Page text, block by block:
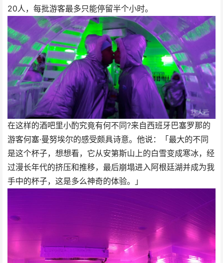
20人，每批游客最多只能停留半个小时。
在这样的酒吧里小酌究竟有何不同?来自西班牙巴塞罗那的
游客何塞·曼努埃尔的感受颇具诗意。他说：「最大的不同
是这个杯子，想想看，它从安第斯山上的白雪变成寒冰，经
过漫长年代的挤压和推移，最后崩塌进入阿根廷湖并成为我
手中的杯子，这是多么神奇的体验。」